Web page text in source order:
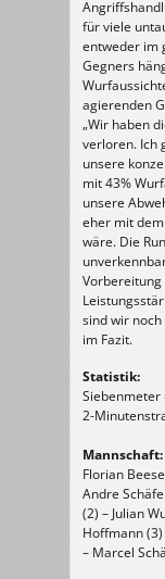
für viele
entweder im
Gegners
agierenden
„Wir haben
verloren. Ich
unsere
mit 43%
unsere
eher mit
wäre. Die
Vorbereitung
sind wir
im Fazit.
Statistik:
Siebenmeter
2-
Mannschaft:
Florian
Andre
(2) – Julian
Hoffmann
– Marcel